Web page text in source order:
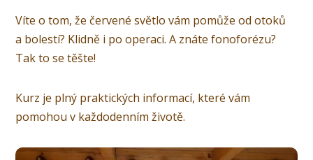
Víte o tom, že červené světlo vám pomůže od otoků
a bolestí? Klidně i po operaci. A znáte fonoforézu?
Tak to se těšte!
Kurz je plný praktických informací, které vám
pomohou v každodenním životě.